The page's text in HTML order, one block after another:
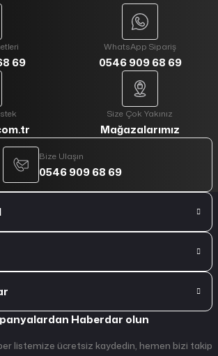
69
WhatsApp Sipariş
0546 909 68 69
Size Çok Yakınız
Mağazalarımız
Bize Ulaşın
0546 909 68 69
Haberdar olun
listemize ücretsiz kaydedin, hemen bizi takip